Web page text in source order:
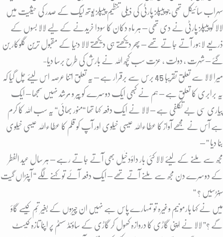
سہراب سائیکل تھی جو پیپلز پارٹٰی کی ذیلی تنظیم پیپلز یُوتھ لیگ کے صدر کی حیثیت میں
لالا کو پیپلز پارٹی نے دی تھی – ہر ماہ دکان کا سودا خریدنے کے لیے لالا بسوں کے
ذریعے لاہور آتے جاتے تھے – پھر دیکھتے ہی دیکھتے لالا دنیا کے مقبول ترین گلوکار بن
گئے – شہرت ، دولت ، عزت سب کُچھ اللہ نے بارش کی طرح برسا دیا-
میرا لالا سے تعلق تقریبا 45 برس سے برقرار ہے – یہ تعلق اتنا عرصہ اس لیئے چل گیا کہ
یہ برابری کا تعلق ہے – ہم نے کبھی ایک دوسرے کو پِیر و مُرشد نہیں سمجھا – ایک
پیاری سی بے تکلفی ہے – لالا نے ایک دفعہ کہا تھا “منور بھائی“ یہ سب اللہ کا کرم
ہے آس نے مجھے آواز کا عطاءاللہ عیسی خیلوی اور آپ کو قلم کا عطاءاللہ عیسی خیلوی
بنا دیا ” –
مُجھ سے ملنے کے لیئے لالا کئی بار داؤدخٰیل بھی آتے جاتے رہے – ہر سال عید الفطر
کے دوسرے دن مجھ سے ملنے آتے تھے – ایک دفعہ آئے تو کہنے لگے “ آپنڑاں گیت
سُنڑسیں ؟ “
میں نے کہا ہارمونیم وغیرہ تو تمہارے پاس ہے نہیں ان چیزوں کے بغیر تُم کیسے گاؤ
گے ؟” لالا نے اپنی گاڑی کا دروازہ کھول کر گاڑی کے ساؤنڈ سسٹم پر اپنا تازہ کیسٹ